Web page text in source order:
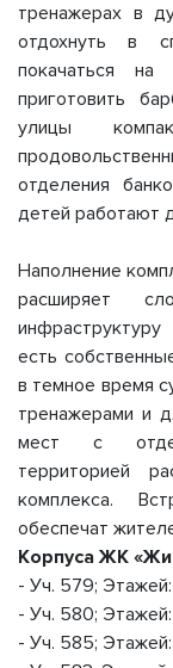
тренажерах в
отдохнуть в
покачаться
приготовить
улицы
отделения
детей работают
Наполнение
расширяет
есть
в темное время
тренажерами и
мест с
территорией
комплекса.
обеспечат
Корпуса ЖК
- Уч. 579;
- Уч. 580;
- Уч. 585;